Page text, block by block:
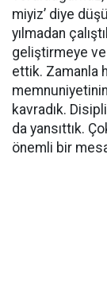
miyiz’ diye
yılmadan
geliştirmeye
ettik. Zamanla
kavradık.
da yansıttık.
önemli bir